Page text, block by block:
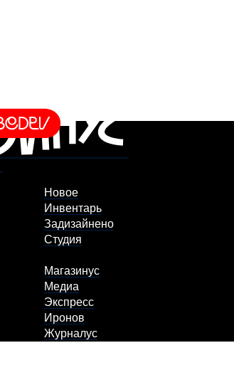
Новое
Инвентарь
Задизайнено
Студия
Магазинус
Медиа
Экспресс
Иронов
Журналус